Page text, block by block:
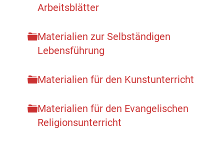
Arbeitsblätter
Materialien zur Selbständigen
Lebensführung
Materialien für den Kunstunterricht
Materialien für den Evangelischen
Religionsunterricht